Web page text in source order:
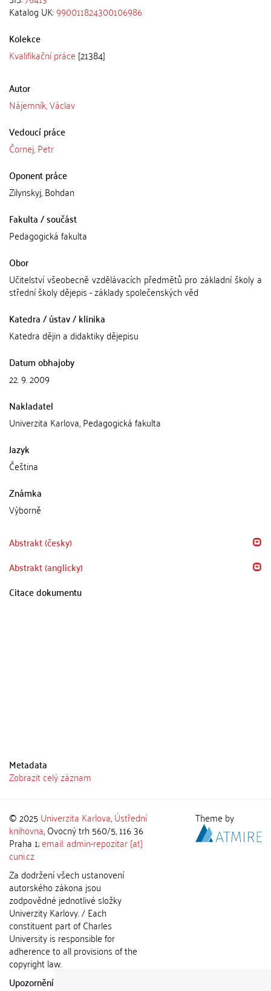
Katalog UK:990011824300106986
Kolekce
Kvalifikační práce [21384]
Autor
Nájemník, Václav
Vedoucí práce
Čornej, Petr
Oponent práce
Zilynskyj, Bohdan
Fakulta / součást
Pedagogická fakulta
Obor
Učitelství všeobecně vzdělávacích předmětů pro základní školy a
střední školy dějepis - základy společenských věd
Katedra / ústav / klinika
Katedra dějin a didaktiky dějepisu
Datum obhajoby
22. 9. 2009
Nakladatel
Univerzita Karlova, Pedagogická fakulta
Jazyk
Čeština
Známka
Výborně
Abstrakt (česky)
Abstrakt (anglicky)
Citace dokumentu
Metadata
Zobrazit celý záznam
© 2025 Univerzita Karlova,Ústřední
knihovna, Ovocný trh 560/5, 116 36
Praha 1;email: admin-repozitar [at]
cuni.cz
Za dodržení všech ustanovení
autorského zákona jsou
zodpovědné jednotlivé složky
Univerzity Karlovy. / Each
constituent part of Charles
University is responsible for
adherence to all provisions of the
copyright law.
Upozornění / Notice:
Theme by